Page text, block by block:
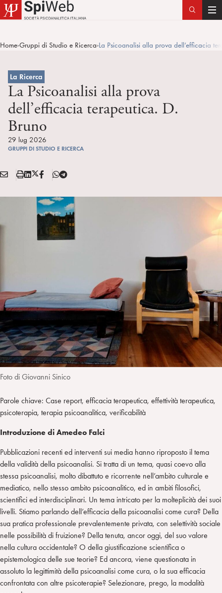
T
g
Home>Gruppi di Studio e Ricerca>La Psicoanalisi alla prova dell’efficacia
La Ricerca
La Psicoanalisi alla prova
dell’efficacia terapeutica. D.
Bruno
29 lug 2026
GRUPPI DI STUDIO E RICERCA
Condividi:
E
A
S
a
L
n
X
T
F
T
l
e
g
r
Foto di Giovanni Sinico
Parole chiave: Case report, efficacia terapeutica, effettività terapeutica,
psicoterapia, terapia psicoanalitica, verificabilità
Introduzione di Amedeo Falci
Pubblicazioni recenti ed interventi sui media hanno riproposto il tema
della validità della psicoanalisi. Si tratta di un tema, quasi coevo alla
stessa psicoanalisi, molto dibattuto e ricorrente nell’ambito culturale e
mediatico, nello stesso ambito psicoanalitico, ed in ambiti filosofici,
scientifici ed interdisciplinari. Un tema intricato per la molteplicità dei suoi
livelli. Stiamo parlando dell’efficacia della psicoanalisi come cura? Della
sua pratica professionale prevalentemente privata, con selettività sociale
nelle possibilità di fruizione? Della tenuta, ancor oggi, del suo valore
nella cultura occidentale? O della giustificazione scientifica o
epistemologica delle sue teorie? Ed ancora, viene questionata in
assoluto la legittimità della psicoanalisi come cura, o la sua efficacia
confrontata con altre psicoterapie? Selezionare, prego, la modalità